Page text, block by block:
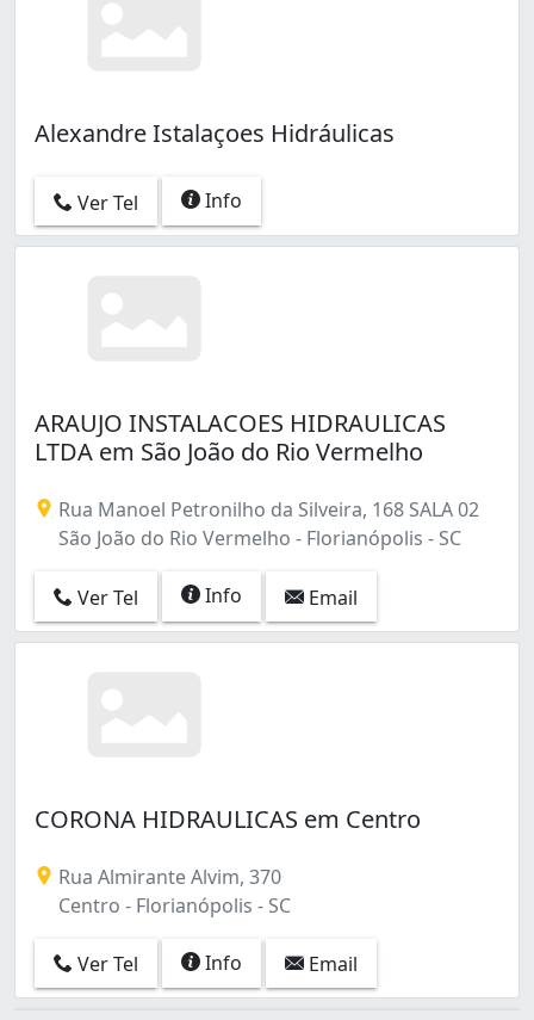
Alexandre Istalaçoes Hidráulicas
Ver Tel Info
ARAUJO INSTALACOES HIDRAULICAS
LTDA em São João do Rio Vermelho
Rua Manoel Petronilho da Silveira, 168 SALA 02
São João do Rio Vermelho - Florianópolis - SC
Ver Tel Info Email
CORONA HIDRAULICAS em Centro
Rua Almirante Alvim, 370
Centro - Florianópolis - SC
Ver Tel Info Email